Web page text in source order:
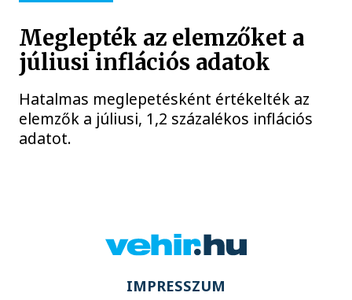
Meglepték az elemzőket a
júliusi inflációs adatok
Hatalmas meglepetésként értékelték az
elemzők a júliusi, 1,2 százalékos inflációs
adatot.
IMPRESSZUM